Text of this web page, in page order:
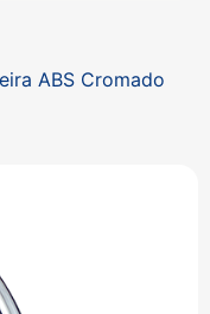
ABS Cromado